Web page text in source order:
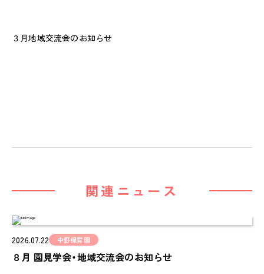
保育の特徴
cocoiro
児童発達支援・
放課後等デイサービス
３月地域交流会のお知らせ
関連ニュース
2026.07.22 中野保育園
８月 園見学会・地域交流会のお知らせ